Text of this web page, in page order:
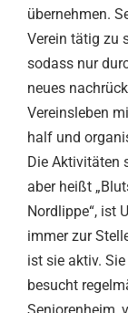
übernehmen.
Verein tätig zu
sodass nur
neues
Vereinsleben
half und
Die Aktivitäten
aber heißt
Nordlippe“, ist
immer zur
ist sie aktiv.
besucht